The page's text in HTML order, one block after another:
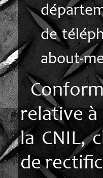
de
about-
relative
la CNIL,
de